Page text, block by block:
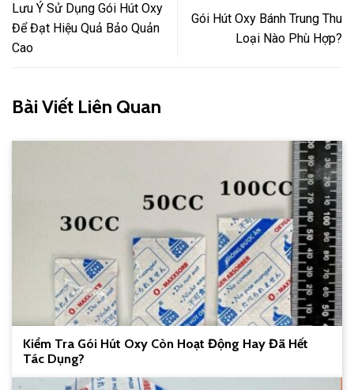
Lưu Ý Sử Dụng Gói Hút Oxy
Để Đạt Hiệu Quả Bảo Quản
Cao
Gói Hút Oxy Bánh Trung Thu
Loại Nào Phù Hợp?
Bài Viết Liên Quan
Kiểm Tra Gói Hút Oxy Còn Hoạt Động Hay Đã Hết
Tác Dụng?